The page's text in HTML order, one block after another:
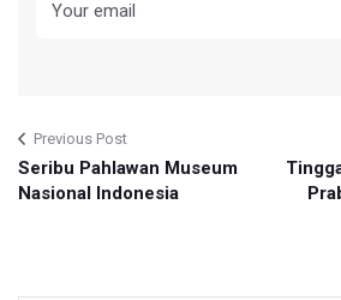
Previous Post
Seribu Pahlawan Museum
Nasional Indonesia